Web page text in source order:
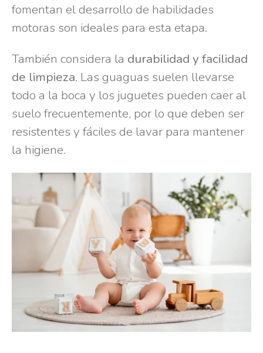
fomentan el desarrollo de habilidades
motoras son ideales para esta etapa.
También considera la durabilidad y facilidad
de limpieza. Las guaguas suelen llevarse
todo a la boca y los juguetes pueden caer al
suelo frecuentemente, por lo que deben ser
resistentes y fáciles de lavar para mantener
la higiene.